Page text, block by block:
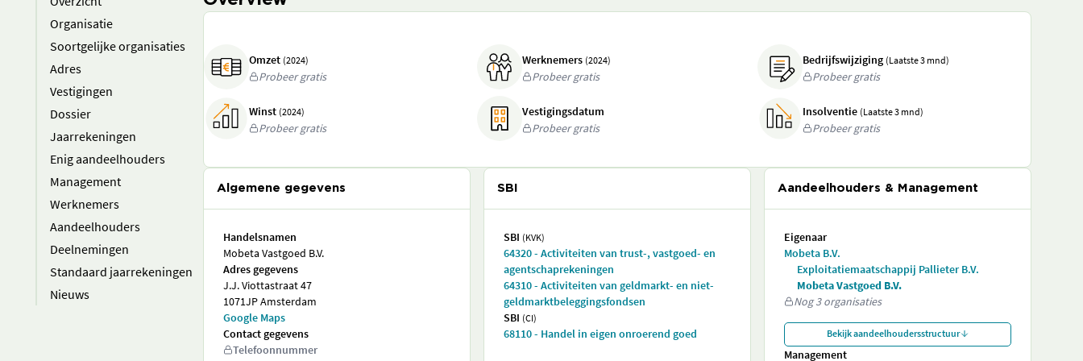
Organisatie
Soortgelijke organisaties
Adres
Vestigingen
Dossier
Jaarrekeningen
Enig aandeelhouders
Management
Werknemers
Aandeelhouders
Deelnemingen
Standaard jaarrekeningen
Nieuws
Omzet (2024)
Probeer gratis
Werknemers (2024)
Probeer gratis
Bedrijfswijziging (Laatste 3 mnd)
Probeer gratis
Winst (2024)
Probeer gratis
Vestigingsdatum
Probeer gratis
Insolventie (Laatste 3 mnd)
Probeer gratis
Algemene gegevens
Handelsnamen
Mobeta Vastgoed B.V.
Adres gegevens
J.J. Viottastraat 47
1071JP Amsterdam
Google Maps
Contact gegevens
Telefoonnummer
SBI
SBI (KVK)
64320 - Activiteiten van trust-, vastgoed- en
agentschaprekeningen
64310 - Activiteiten van geldmarkt- en niet-
geldmarktbeleggingsfondsen
SBI (CI)
68110 - Handel in eigen onroerend goed
Aandeelhouders & Management
Eigenaar
Mobeta B.V.
Exploitatiemaatschappij Pallieter B.V.
Mobeta Vastgoed B.V.
Nog 3 organisaties
Bekijk aandeelhoudersstructuur
Management